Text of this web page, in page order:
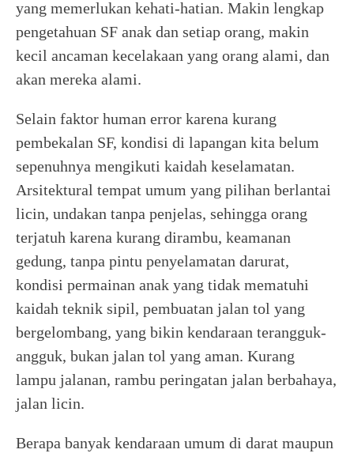
yang memerlukan kehati-hatian. Makin lengkap
pengetahuan SF anak dan setiap orang, makin
kecil ancaman kecelakaan yang orang alami, dan
akan mereka alami.
Selain faktor human error karena kurang
pembekalan SF, kondisi di lapangan kita belum
sepenuhnya mengikuti kaidah keselamatan.
Arsitektural tempat umum yang pilihan berlantai
licin, undakan tanpa penjelas, sehingga orang
terjatuh karena kurang dirambu, keamanan
gedung, tanpa pintu penyelamatan darurat,
kondisi permainan anak yang tidak mematuhi
kaidah teknik sipil, pembuatan jalan tol yang
bergelombang, yang bikin kendaraan terangguk-
angguk, bukan jalan tol yang aman. Kurang
lampu jalanan, rambu peringatan jalan berbahaya,
jalan licin.
Berapa banyak kendaraan umum di darat maupun